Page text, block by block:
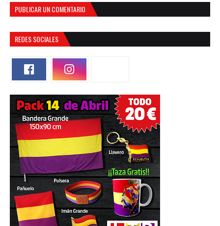
PUBLICAR UN COMENTARIO
REDES SOCIALES